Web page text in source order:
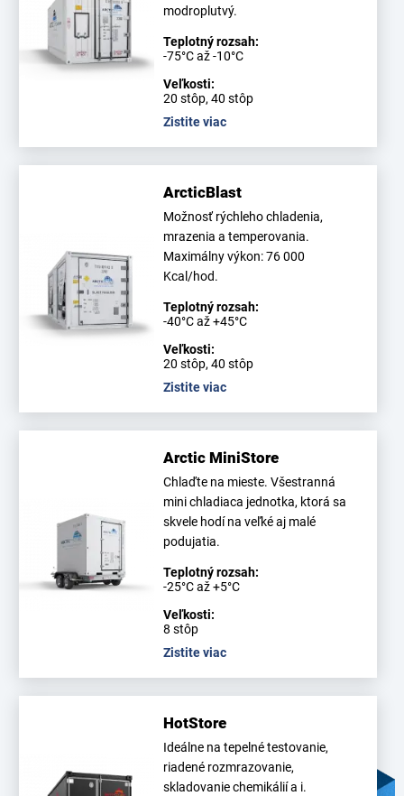
modroplutvý.
Teplotný rozsah:
-75°C až -10°C
Veľkosti:
20 stôp, 40 stôp
Zistite viac
ArcticBlast
Možnosť rýchleho chladenia,
mrazenia a temperovania.
Maximálny výkon: 76 000
Kcal/hod.
Teplotný rozsah:
-40°C až +45°C
Veľkosti:
20 stôp, 40 stôp
Zistite viac
Arctic MiniStore
Chlaďte na mieste. Všestranná
mini chladiaca jednotka, ktorá sa
skvele hodí na veľké aj malé
podujatia.
Teplotný rozsah:
-25°C až +5°C
Veľkosti:
8 stôp
Zistite viac
HotStore
Ideálne na tepelné testovanie,
riadené rozmrazovanie,
skladovanie chemikálií a i.